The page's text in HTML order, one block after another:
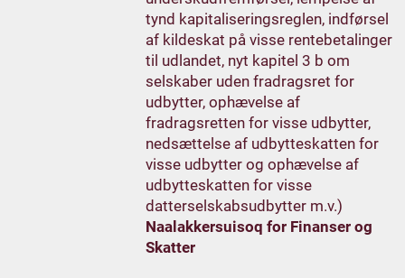
tynd kapitaliseringsreglen, indførsel
af kildeskat på visse rentebetalinger
til udlandet, nyt kapitel 3 b om
selskaber uden fradragsret for
udbytter, ophævelse af
fradragsretten for visse udbytter,
nedsættelse af udbytteskatten for
visse udbytter og ophævelse af
udbytteskatten for visse
datterselskabsudbytter m.v.)
Naalakkersuisoq for Finanser og
Skatter